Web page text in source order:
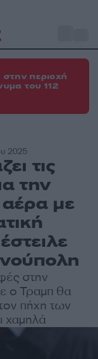
περιοχή
του 112
2025
τις
την
με
στην
ο Τραμπ θα
πήχη των
χαμηλά